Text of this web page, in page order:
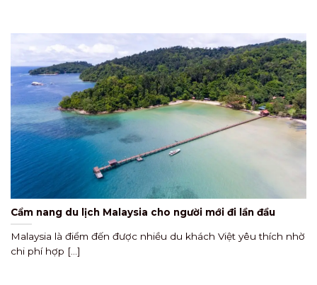
Cẩm nang du lịch Malaysia cho người mới đi lần đầu
Malaysia là điểm đến được nhiều du khách Việt yêu thích nhờ
chi phí hợp [...]